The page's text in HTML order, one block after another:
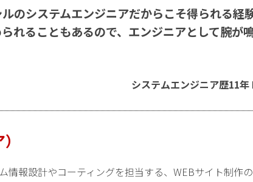
のシステムエンジニアだからこそ得られる経
れることもあるので、エンジニアとして腕が
システムエンジニア歴11年
情報設計やコーティングを担当する、WEBサイト制作